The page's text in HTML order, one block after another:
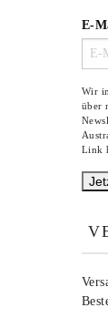
E-
Wir
über
Link